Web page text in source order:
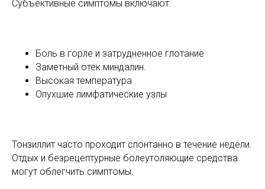
Субъективные симптомы включают:
Боль в горле и затрудненное глотание
Заметный отек миндалин.
Высокая температура
Опухшие лимфатические узлы
Тонзиллит часто проходит спонтанно в течение недели.
Отдых и безрецептурные болеутоляющие средства
могут облегчить симптомы.